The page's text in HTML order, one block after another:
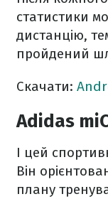
статистики
дистанцію,
пройдений
Скачати:
Adidas
І цей
Він
плану